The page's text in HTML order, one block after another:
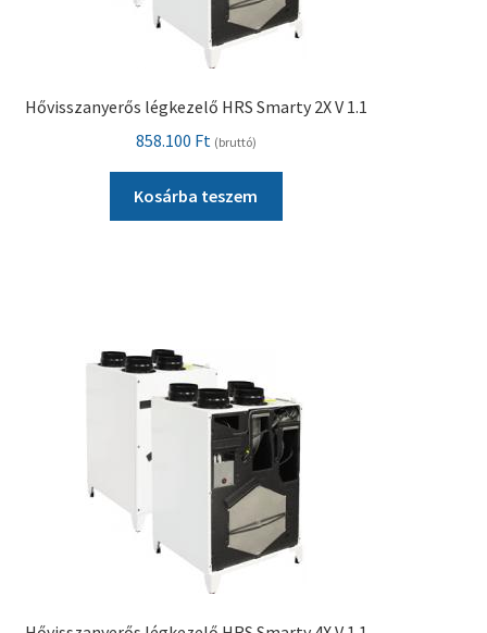
Hővisszanyerős légkezelő HRS Smarty 2X V 1.1
858.100 Ft (bruttó)
Kosárba teszem